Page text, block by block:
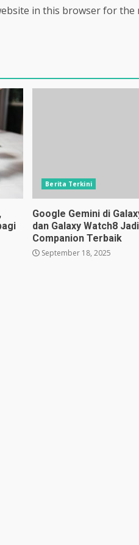
in this browser for the
Berita Terkini
Google Gemini di
dan Galaxy Watch8
Companion Terbaik
September 18, 2025